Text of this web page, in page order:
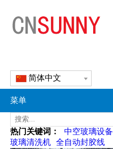
简体中文
菜单
热门关键词： 中空玻璃设备
玻璃清洗机 全自动封胶线